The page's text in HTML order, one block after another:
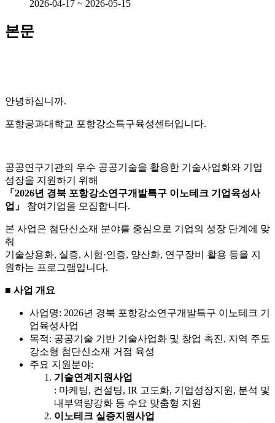
2026-04-17 ~ 2026-05-15
본문
안녕하십니까.
포항공과대학교 포항강소특구육성센터입니다.
공공연구기관의 우수 공공기술을 활용한 기술사업화와 기업
성장을 지원하기 위해
「2026년 경북 포항강소연구개발특구 이노테크 기업육성사
업」
참여기업을 모집합니다.
본 사업은 첨단신소재 분야를 중심으로 기업의 성장 단계에 맞
춰
기술상용화, 실증, 시험·인증, 양산화, 연구장비 활용 등을 지
원하는 프로그램입니다.
■ 사업 개요
사업명: 2026년 경북 포항강소연구개발특구 이노테크 기
업육성사업
목적: 공공기술 기반 기술사업화 및 창업 촉진, 지역 주도
강소형 첨단신소재 거점 육성
주요 지원분야:
기술연계지원사업
: 마케팅, 컨설팅, IR 고도화, 기업성장지원, 분석 및
내부역량강화 등 수요 맞춤형 지원
이노테크 실증지원사업